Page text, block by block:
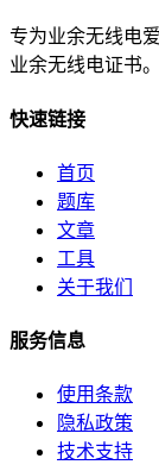
专为业余无线电
业余无线电证书。
快速链接
首页
题库
文章
工具
关于我们
服务信息
使用条款
隐私政策
技术支持